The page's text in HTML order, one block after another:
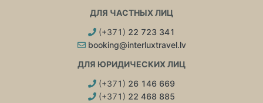
ДЛЯ ЧАСТНЫХ ЛИЦ
(+371) 22 723 341
booking@interluxtravel.lv
ДЛЯ ЮРИДИЧЕСКИХ ЛИЦ
(+371) 26 146 669
(+371) 22 468 885